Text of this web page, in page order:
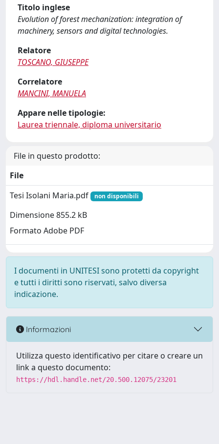
Titolo inglese
Evolution of forest mechanization: integration of
machinery, sensors and digital technologies.
Relatore
TOSCANO, GIUSEPPE
Correlatore
MANCINI, MANUELA
Appare nelle tipologie:
Laurea triennale, diploma universitario
File in questo prodotto:
File
Tesi Isolani Maria.pdf
non disponibili
Dimensione 855.2 kB
Formato Adobe PDF
I documenti in UNITESI sono protetti da copyright
e tutti i diritti sono riservati, salvo diversa
indicazione.
Informazioni
Utilizza questo identificativo per citare o creare un
link a questo documento:
https://hdl.handle.net/20.500.12075/23201